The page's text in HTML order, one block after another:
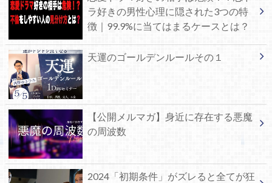
ラ好きの男性心理に隠された3つの特
徴｜99.9%に当てはまるケースとは？
天運のゴールデンルールその１
【公開メルマガ】身近に存在する悪魔
の周波数
2024「初期条件」がズレると全てが狂